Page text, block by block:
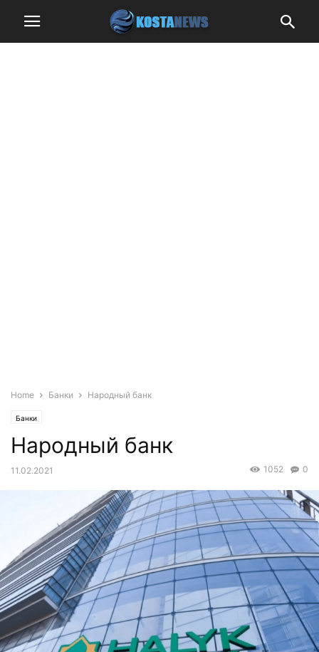
Home Банки Народный банк
Банки
Народный банк
11.02.2021 0
1052